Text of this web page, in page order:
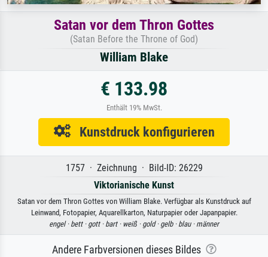
Satan vor dem Thron Gottes
(Satan Before the Throne of God)
William Blake
€ 133.98
Enthält 19% MwSt.
Kunstdruck konfigurieren
1757 · Zeichnung · Bild-ID: 26229
Viktorianische Kunst
Satan vor dem Thron Gottes von William Blake. Verfügbar als Kunstdruck auf
Leinwand, Fotopapier, Aquarellkarton, Naturpapier oder Japanpapier.
engel · bett · gott · bart · weiß · gold · gelb · blau · männer
Andere Farbversionen dieses Bildes